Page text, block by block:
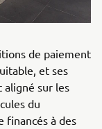
de paiement
et ses
sur les
du
financés à des